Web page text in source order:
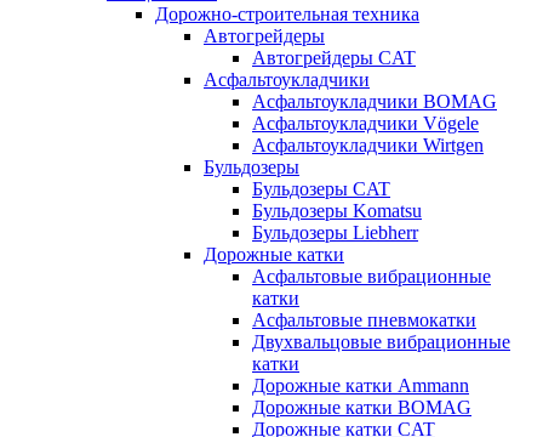
Дорожно-строительная техника
Автогрейдеры
Автогрейдеры CAT
Асфальтоукладчики
Асфальтоукладчики BOMAG
Асфальтоукладчики Vögele
Асфальтоукладчики Wirtgen
Бульдозеры
Бульдозеры CAT
Бульдозеры Komatsu
Бульдозеры Liebherr
Дорожные катки
Асфальтовые вибрационные
катки
Асфальтовые пневмокатки
Двухвальцовые вибрационные
катки
Дорожные катки Ammann
Дорожные катки BOMAG
Дорожные катки CAT